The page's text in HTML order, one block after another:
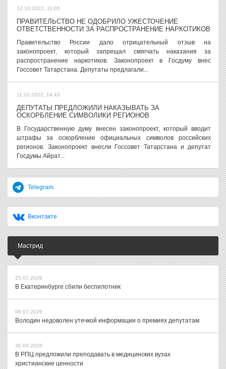
12.10.2022, 11:05
ПРАВИТЕЛЬСТВО НЕ ОДОБРИЛО УЖЕСТОЧЕНИЕ
ОТВЕТСТВЕННОСТИ ЗА РАСПРОСТРАНЕНИЕ НАРКОТИКОВ
Правительство России дало отрицательный отзыв на
законопроект, который запрещал смягчать наказания за
распространение наркотиков. Законопроект в Госдуму внес
Госсовет Татарстана. Депутаты предлагали...
11.10.2022, 14:43
ДЕПУТАТЫ ПРЕДЛОЖИЛИ НАКАЗЫВАТЬ ЗА
ОСКОРБЛЕНИЕ СИМВОЛИКИ РЕГИОНОВ
В Государственную думу внесен законопроект, который вводит
штрафы за оскорбление официальных символов российских
регионов. Законопроект внесли Госсовет Татарстана и депутат
Госдумы Айрат...
Telegram
Вконтакте
Мастрид
25.07.2026
В Екатеринбурге сбили беспилотник
08.07.2026
Володин недоволен утечкой информации о премиях депутатам
30.06.2026
В РПЦ предложили преподавать в медицинских вузах
христианские ценности